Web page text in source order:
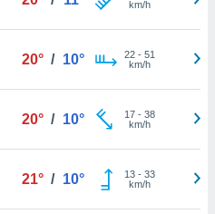
km/h
20° / 10° 22- 51
km/h
20° / 10° 17- 38
km/h
21° / 10° 13- 33
km/h